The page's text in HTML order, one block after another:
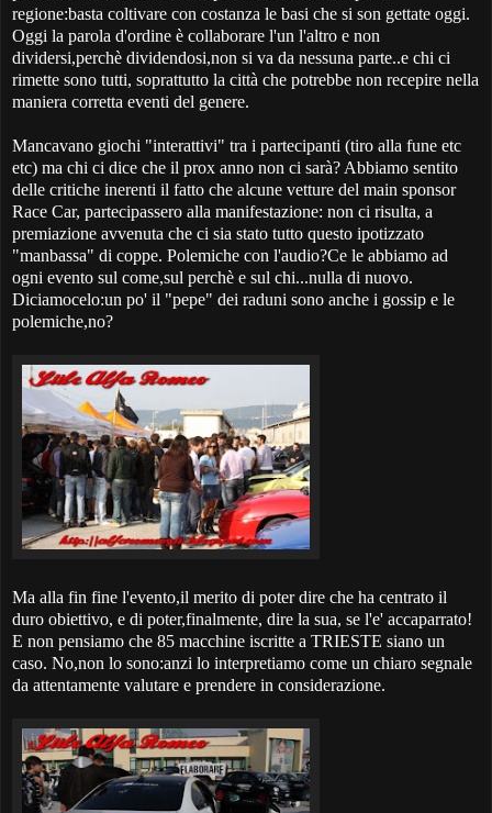
regione:basta coltivare con costanza le basi che si son gettate oggi.
Oggi la parola d'ordine è collaborare l'un l'altro e non
dividersi,perchè dividendosi,non si va da nessuna parte..e chi ci
rimette sono tutti, soprattutto la città che potrebbe non recepire nella
maniera corretta eventi del genere.
Mancavano giochi "interattivi" tra i partecipanti (tiro alla fune etc
etc) ma chi ci dice che il prox anno non ci sarà? Abbiamo sentito
delle critiche inerenti il fatto che alcune vetture del main sponsor
Race Car, partecipassero alla manifestazione: non ci risulta, a
premiazione avvenuta che ci sia stato tutto questo ipotizzato
"manbassa" di coppe. Polemiche con l'audio?Ce le abbiamo ad
ogni evento sul come,sul perchè e sul chi...nulla di nuovo.
Diciamocelo:un po' il "pepe" dei raduni sono anche i gossip e le
polemiche,no?
Ma alla fin fine l'evento,il merito di poter dire che ha centrato il
duro obiettivo, e di poter,finalmente, dire la sua, se l'e' accaparrato!
E non pensiamo che 85 macchine iscritte a TRIESTE siano un
caso. No,non lo sono:anzi lo interpretiamo come un chiaro segnale
da attentamente valutare e prendere in considerazione.